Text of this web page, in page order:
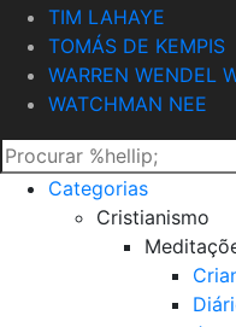
TIM LAHAYE
TOMÁS DE KEMPIS
WARREN WENDEL
WATCHMAN NEE
Categorias
Cristianismo